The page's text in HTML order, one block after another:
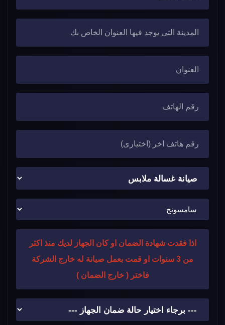
اذا فقدت شهادة الضمان او كان الجهاز لديك منذ اكثر
من 3 سنوات او قمت بعمل صيانة له خارج الشركة
فاختر ( خارج الضمان )